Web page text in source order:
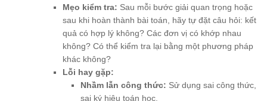
Mẹo kiểm tra: Sau mỗi bước giải quan trọng hoặc
sau khi hoàn thành bài toán, hãy tự đặt câu hỏi: kết
quả có hợp lý không? Các đơn vị có khớp nhau
không? Có thể kiểm tra lại bằng một phương pháp
khác không?
Lỗi hay gặp:
Nhầm lẫn công thức: Sử dụng sai công thức,
sai ký hiệu toán học.